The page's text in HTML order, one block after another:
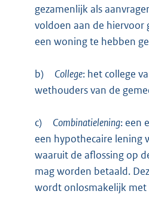
gezamenlijk als
voldoen aan de hiervoor
een woning te hebben
b) College: het college
wethouders van de
c) Combinatielening: een
een hypothecaire lening
waaruit de aflossing op
mag worden betaald.
wordt onlosmakelijk met